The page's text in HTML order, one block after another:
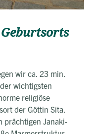
wir ca. 23 min.
wichtigsten
religiöse
der Göttin Sita.
prächtigen Janaki-